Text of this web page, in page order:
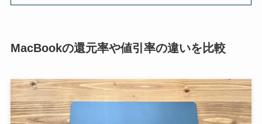
MacBookの還元率や値引率の違いを比較